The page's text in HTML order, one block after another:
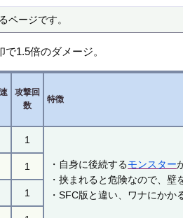
ページです。
1.5倍のダメージ。
攻撃回
数
特徴
1
・自身に後続するモンスター
・挟まれると危険なので、壁
・SFC版と違い、ワナにかか
1
1